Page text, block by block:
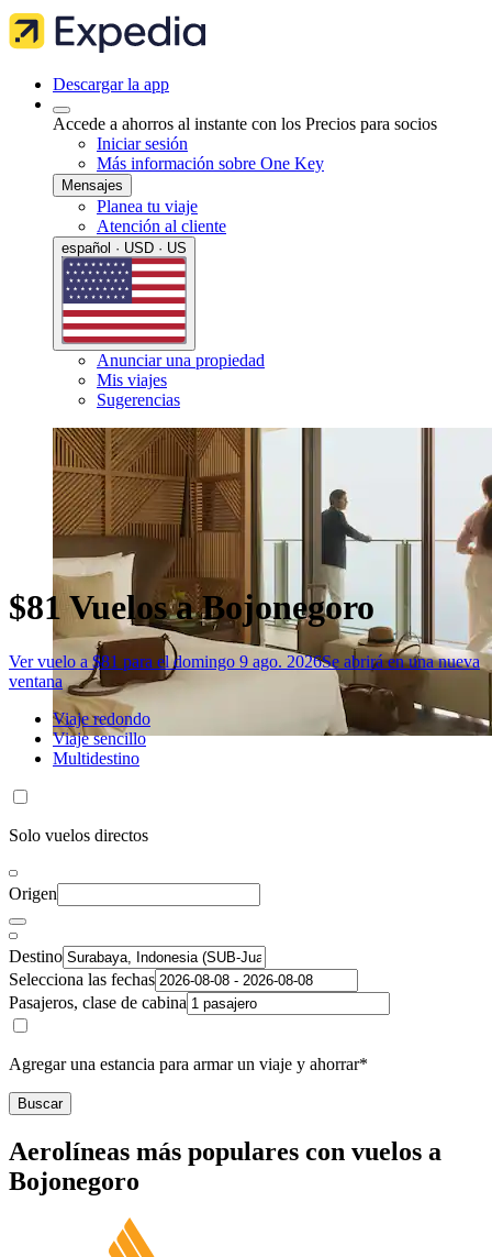
Descargar la app
Accede a ahorros al instante con los Precios para socios
Iniciar sesión
Más información sobre One Key
Mensajes
Planea tu viaje
Atención al cliente
español · USD · US
Anunciar una propiedad
Mis viajes
Sugerencias
$81 Vuelos a Bojonegoro
Ver vuelo a $81 para el domingo 9 ago. 2026Se abrirá en una nueva
ventana
Viaje redondo
Viaje sencillo
Multidestino
Solo vuelos directos
Origen
Destino
Selecciona las fechas
Pasajeros, clase de cabina
Agregar una estancia para armar un viaje y ahorrar*
Buscar
Aerolíneas más populares con vuelos a
Bojonegoro